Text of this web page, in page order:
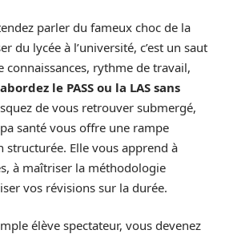
parler du fameux choc de la
du lycée à l’université, c’est un saut
connaissances, rythme de travail,
le PASS ou la LAS sans
de vous retrouver submergé,
santé vous offre une rampe
structurée. Elle vous apprend à
à maîtriser la méthodologie
vos révisions sur la durée.
élève spectateur, vous devenez